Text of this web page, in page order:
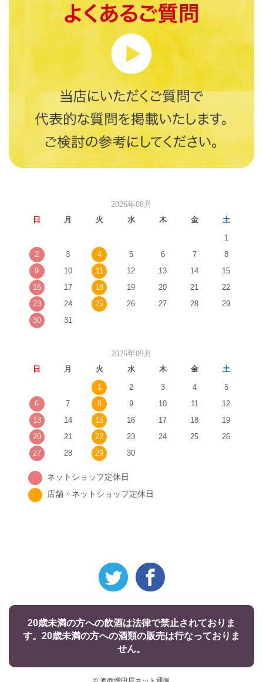
2026年08月
日
月 火 水 木 金 土
1
2
3 4 5 6 7
8
9
10 11 12 13 14
15
16
17 18 19 20 21
22
23
24 25 26 27 28
29
30
31
2026年09月
日
月 火 水 木 金 土
1 2 3 4
5
6
7 8 9 10 11
12
13
14 15 16 17 18
19
20
21 22 23 24 25
26
27
28 29 30
ネットショップ定休日
店舗・ネットショップ定休日
20歳未満の方への飲酒は法律で禁止されておりま
す。20歳未満の方への酒類の販売は行なっておりま
せん。